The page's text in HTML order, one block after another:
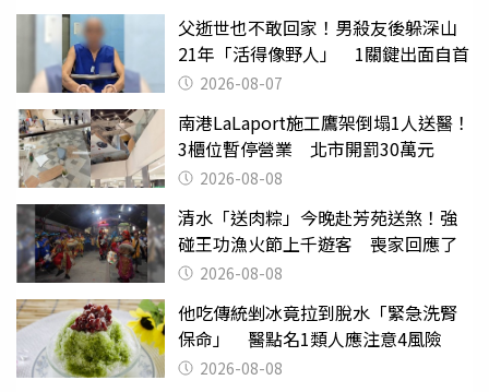
父逝世也不敢回家！男殺友後躲深山
21年「活得像野人」 1關鍵出面自首
2026-08-07
南港LaLaport施工鷹架倒塌1人送醫！
3櫃位暫停營業 北市開罰30萬元
2026-08-08
清水「送肉粽」今晚赴芳苑送煞！強
碰王功漁火節上千遊客 喪家回應了
2026-08-08
他吃傳統剉冰竟拉到脫水「緊急洗腎
保命」 醫點名1類人應注意4風險
2026-08-08